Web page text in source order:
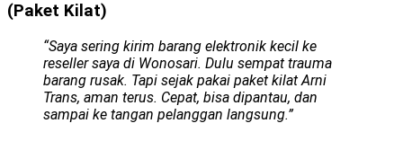
(Paket Kilat)
“Saya sering kirim barang elektronik kecil ke
reseller saya di Wonosari. Dulu sempat trauma
barang rusak. Tapi sejak pakai paket kilat Arni
Trans, aman terus. Cepat, bisa dipantau, dan
sampai ke tangan pelanggan langsung.”